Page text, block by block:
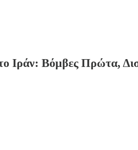
Ιράν: Βόμβες Πρώτα,